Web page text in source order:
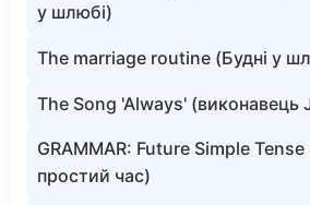
у шлюбі)
The marriage routine (Будні у
The Song 'Always' (виконавець
GRAMMAR: Future Simple
простий час)